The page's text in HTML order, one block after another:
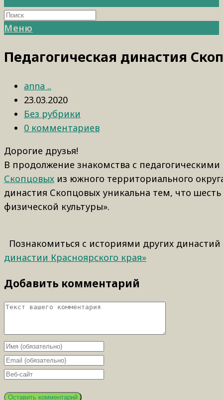
Меню
Педагогическая династия
anna ..
23.03.2020
Без рубрики
0 комментариев
Дорогие друзья!
В продолжение знакомства с
Скопцовых из южного территориального
династия Скопцовых уникальна тем, что
физической культуры».
Познакомиться с историями других
династии Красноярского края»
Добавить комментарий